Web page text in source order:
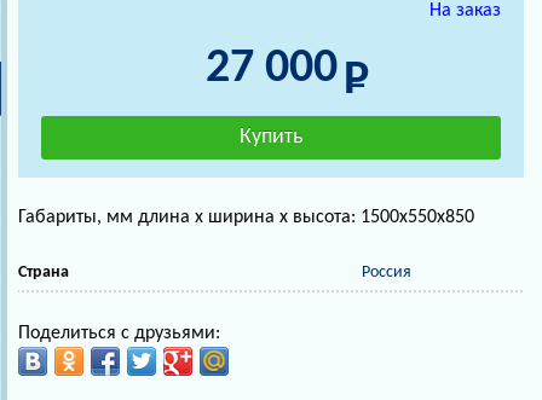
На заказ
27 000
Габариты, мм длина х ширина х высота: 1500х550х850
Страна Россия
Поделиться с друзьями: